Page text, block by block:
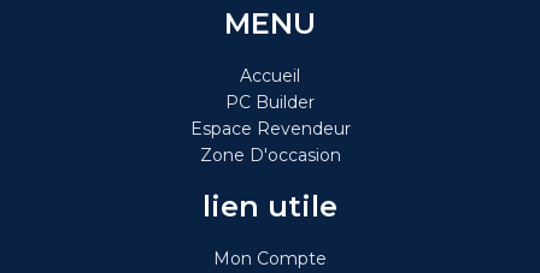
MENU
Accueil
PC Builder
Espace Revendeur
Zone D'occasion
lien utile
Mon Compte